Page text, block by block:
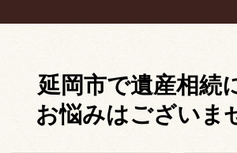
延岡市で遺産相続
お悩みはございま